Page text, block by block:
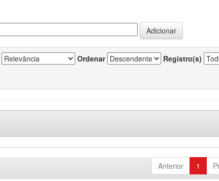
Ordenar Registro(s)
Anterior 1